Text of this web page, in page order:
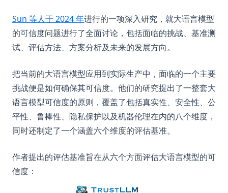
Sun 等人于 2024 年(opens in a new tab)
进行的一项深入研究，就大语言模型
的可信度问题进行了全面讨论，包括面临的挑战、基准测
试、评估方法、方案分析及未来的发展方向。
把当前的大语言模型应用到实际生产中，面临的一个主要
挑战便是如何确保其可信度。他们的研究提出了一整套大
语言模型可信度的原则，覆盖了包括真实性、安全性、公
平性、鲁棒性、隐私保护以及机器伦理在内的八个维度，
同时还制定了一个涵盖六个维度的评估基准。
作者提出的评估基准旨在从六个方面评估大语言模型的可
信度：